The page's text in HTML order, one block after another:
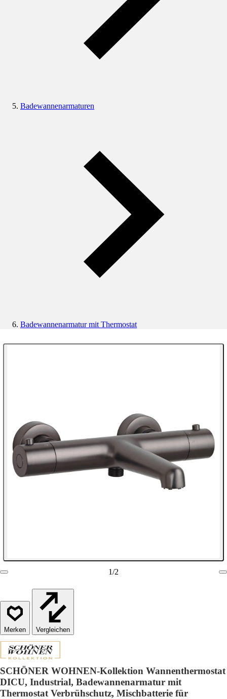
Badewannenarmaturen
Badewannenarmatur mit Thermostat
1/2
Vergleichen
SCHÖNER WOHNEN-Kollektion Wannenthermostat
DICU, Industrial, Badewannenarmatur mit
Thermostat Verbrühschutz, Mischbatterie für